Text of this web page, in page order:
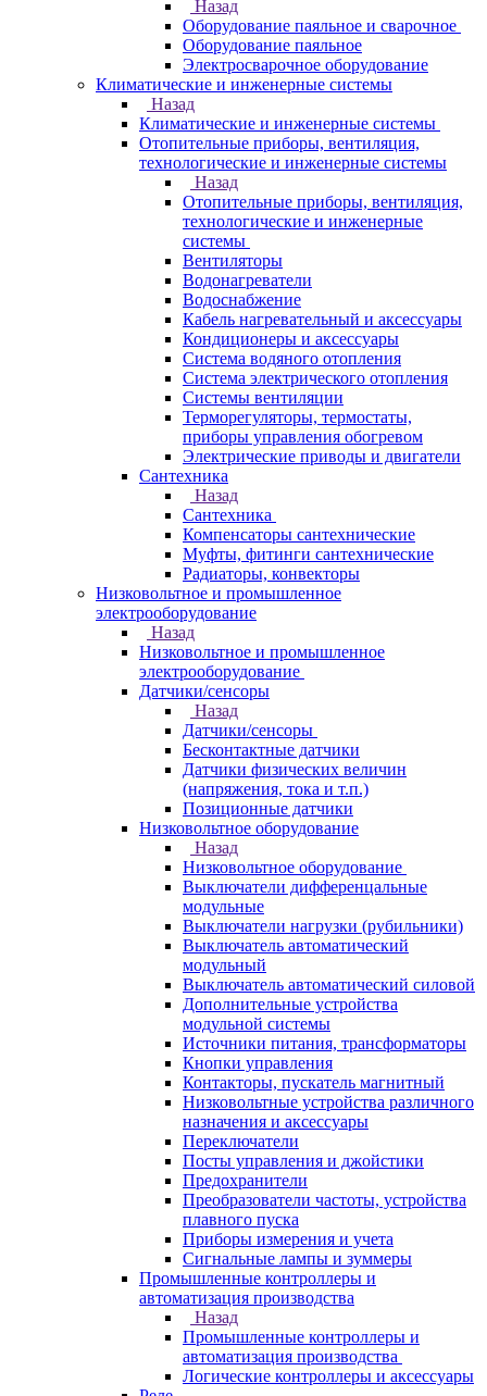
Назад
Оборудование паяльное и сварочное
Оборудование паяльное
Электросварочное оборудование
Климатические и инженерные системы
Назад
Климатические и инженерные системы
Отопительные приборы, вентиляция,
технологические и инженерные системы
Назад
Отопительные приборы, вентиляция,
технологические и инженерные
системы
Вентиляторы
Водонагреватели
Водоснабжение
Кабель нагревательный и аксессуары
Кондиционеры и аксессуары
Система водяного отопления
Система электрического отопления
Системы вентиляции
Терморегуляторы, термостаты,
приборы управления обогревом
Электрические приводы и двигатели
Сантехника
Назад
Сантехника
Компенсаторы сантехнические
Муфты, фитинги сантехнические
Радиаторы, конвекторы
Низковольтное и промышленное
электрооборудование
Назад
Низковольтное и промышленное
электрооборудование
Датчики/сенсоры
Назад
Датчики/сенсоры
Бесконтактные датчики
Датчики физических величин
(напряжения, тока и т.п.)
Позиционные датчики
Низковольтное оборудование
Назад
Низковольтное оборудование
Выключатели дифференцальные
модульные
Выключатели нагрузки (рубильники)
Выключатель автоматический
модульный
Выключатель автоматический силовой
Дополнительные устройства
модульной системы
Источники питания, трансформаторы
Кнопки управления
Контакторы, пускатель магнитный
Низковольтные устройства различного
назначения и аксессуары
Переключатели
Посты управления и джойстики
Предохранители
Преобразователи частоты, устройства
плавного пуска
Приборы измерения и учета
Сигнальные лампы и зуммеры
Промышленные контроллеры и
автоматизация производства
Назад
Промышленные контроллеры и
автоматизация производства
Логические контроллеры и аксессуары